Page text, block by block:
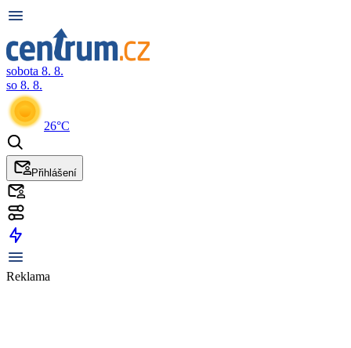
sobota 8. 8.
so 8. 8.
26°C
Přihlášení
Reklama